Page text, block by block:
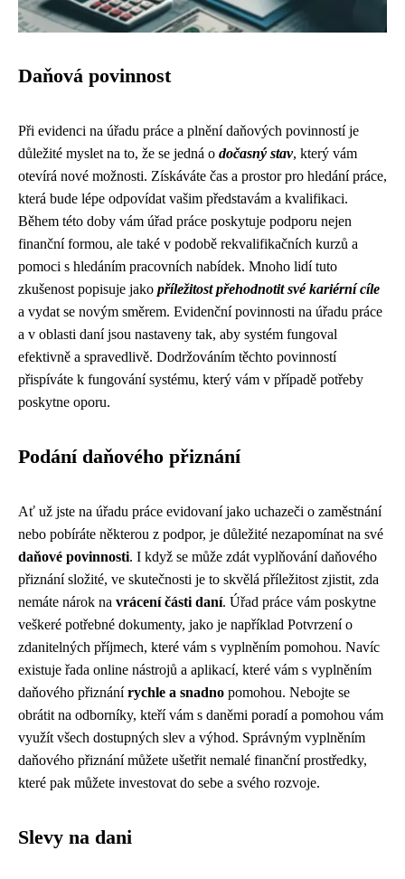
Daňová povinnost
Při evidenci na úřadu práce a plnění daňových povinností je
důležité myslet na to, že se jedná o dočasný stav, který vám
otevírá nové možnosti. Získáváte čas a prostor pro hledání práce,
která bude lépe odpovídat vašim představám a kvalifikaci.
Během této doby vám úřad práce poskytuje podporu nejen
finanční formou, ale také v podobě rekvalifikačních kurzů a
pomoci s hledáním pracovních nabídek. Mnoho lidí tuto
zkušenost popisuje jako příležitost přehodnotit své kariérní cíle
a vydat se novým směrem. Evidenční povinnosti na úřadu práce
a v oblasti daní jsou nastaveny tak, aby systém fungoval
efektivně a spravedlivě. Dodržováním těchto povinností
přispíváte k fungování systému, který vám v případě potřeby
poskytne oporu.
Podání daňového přiznání
Ať už jste na úřadu práce evidovaní jako uchazeči o zaměstnání
nebo pobíráte některou z podpor, je důležité nezapomínat na své
daňové povinnosti. I když se může zdát vyplňování daňového
přiznání složité, ve skutečnosti je to skvělá příležitost zjistit, zda
nemáte nárok na vrácení části daní. Úřad práce vám poskytne
veškeré potřebné dokumenty, jako je například Potvrzení o
zdanitelných příjmech, které vám s vyplněním pomohou. Navíc
existuje řada online nástrojů a aplikací, které vám s vyplněním
daňového přiznánírychle a snadno pomohou. Nebojte se
obrátit na odborníky, kteří vám s daněmi poradí a pomohou vám
využít všech dostupných slev a výhod. Správným vyplněním
daňového přiznání můžete ušetřit nemalé finanční prostředky,
které pak můžete investovat do sebe a svého rozvoje.
Slevy na dani